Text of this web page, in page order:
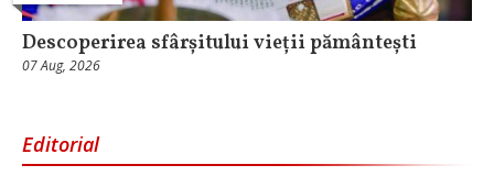
Descoperirea sfârșitului vieții pământești
07 Aug, 2026
Editorial